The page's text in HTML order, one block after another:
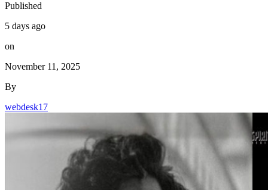
Published
5 days ago
on
November 11, 2025
By
webdesk17